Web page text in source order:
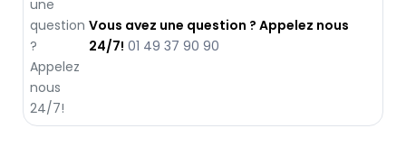
Vous avez une question ? Appelez nous
24/7! 01 49 37 90 90